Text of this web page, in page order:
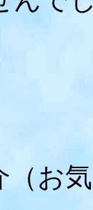
（お